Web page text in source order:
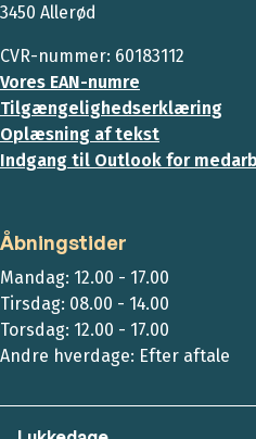
3450 Allerød
CVR-nummer: 60183112
Vores EAN-numre
Tilgængelighedserklæring
Oplæsning af tekst
Indgang til Outlook for
Åbningstider
Mandag: 12.00 - 17.00
Tirsdag: 08.00 - 14.00
Torsdag: 12.00 - 17.00
Andre hverdage: Efter aftale